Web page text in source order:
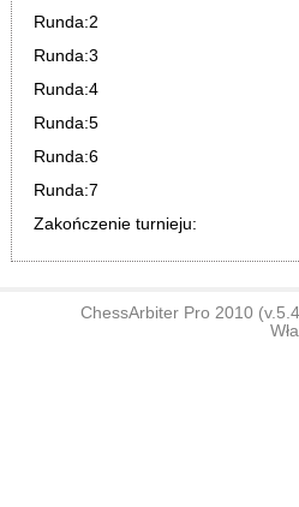
Runda:2
Runda:3
Runda:4
Runda:5
Runda:6
Runda:7
Zakończenie turnieju:
ChessArbiter Pro 2010